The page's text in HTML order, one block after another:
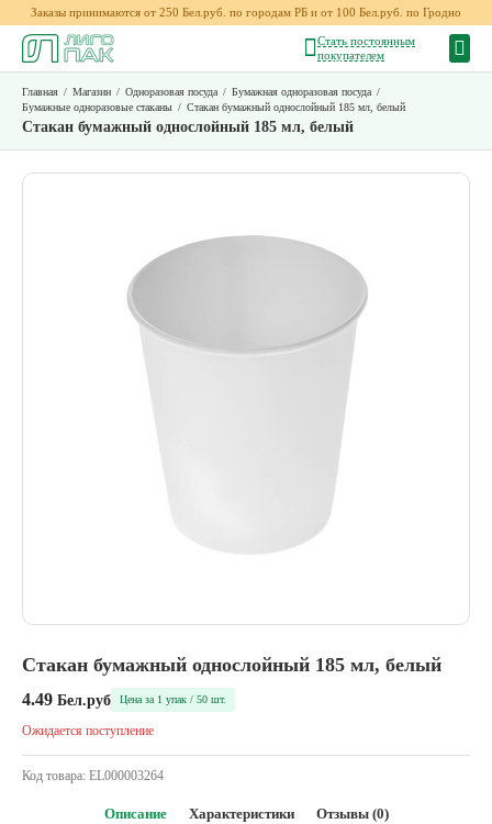
Заказы принимаются от 250 Бел.руб. по городам РБ и от 100 Бел.руб. по Гродно
Стать постоянным
покупателем
Главная / Магазин / Одноразовая посуда / Бумажная одноразовая посуда /
Бумажные одноразовые стаканы / Стакан бумажный однослойный 185 мл, белый
Стакан бумажный однослойный 185 мл, белый
Стакан бумажный однослойный 185 мл, белый
4.49 Бел.руб Цена за 1 упак / 50 шт.
Ожидается поступление
Код товара: EL000003264
Описание Характеристики Отзывы (0)